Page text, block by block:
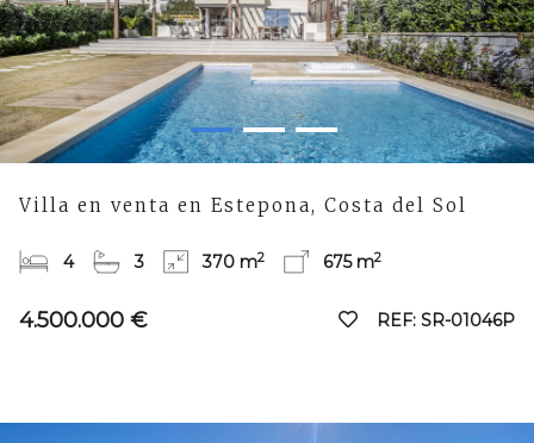
Villa en venta en Estepona, Costa del Sol
4 3 370 m2 675 m2
4.500.000 € REF: SR-01046P